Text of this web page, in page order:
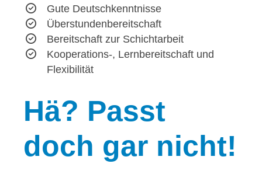
Gute Deutschkenntnisse
Überstundenbereitschaft
Bereitschaft zur Schichtarbeit
Kooperations-, Lernbereitschaft und
Flexibilität
Hä? Passt
doch gar nicht!